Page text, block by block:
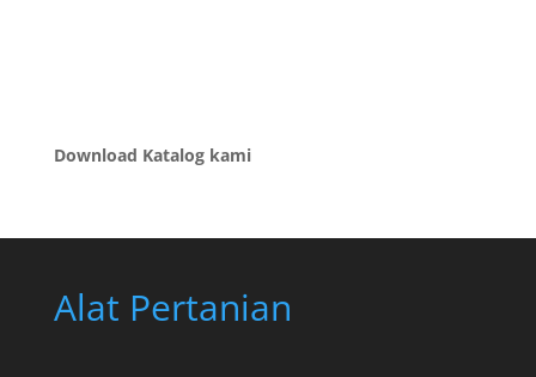
Download Katalog kami
Alat Pertanian